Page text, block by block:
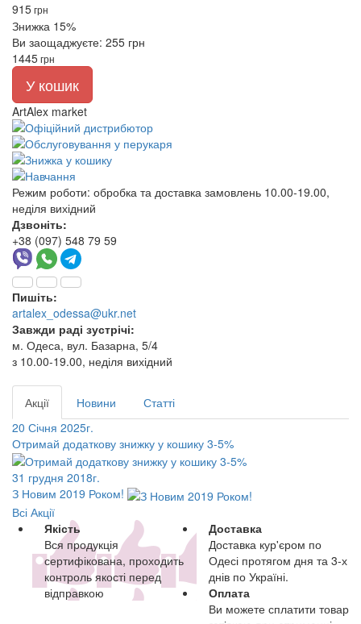
915грн
Знижка 15%
Ви заощаджуєте: 255 грн
1445грн
У кошик
ArtAlex market
Режим роботи: обробка та доставка замовлень 10.00-19.00,
неділя вихідний
Дзвоніть:
+38 (097) 548 79 59
Пишіть:
artalex_odessa@ukr.net
Завжди раді зустрічі:
м. Одеса, вул. Базарна, 5/4
з 10.00-19.00, неділя вихідний
Акції Новини
Статті
20 Січня 2025г.
Отримай додаткову знижку у кошику 3-5%
31 грудня 2018г.
З Новим 2019 Роком!
Всі Акції
Якість
Вся продукція
сертифікована, проходить
контроль якості перед
відправкою
Доставка
Доставка кур'єром по
Одесі протягом дня та 3-х
днів по Україні.
Оплата
Ви можете сплатити товар